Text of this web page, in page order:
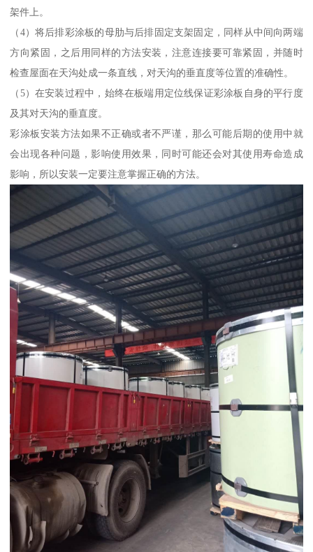
架件上。
（4）将后排彩涂板的母肋与后排固定支架固定，同样从中间向两端
方向紧固，之后用同样的方法安装，注意连接要可靠紧固，并随时
检查屋面在天沟处成一条直线，对天沟的垂直度等位置的准确性。
（5）在安装过程中，始终在板端用定位线保证彩涂板自身的平行度
及其对天沟的垂直度。
彩涂板安装方法如果不正确或者不严谨，那么可能后期的使用中就
会出现各种问题，影响使用效果，同时可能还会对其使用寿命造成
影响，所以安装一定要注意掌握正确的方法。